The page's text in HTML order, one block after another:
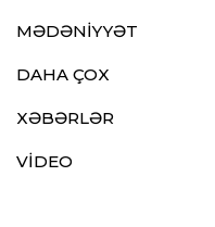
MƏDƏNİYYƏT
DAHA ÇOX
XƏBƏRLƏR
VİDEO